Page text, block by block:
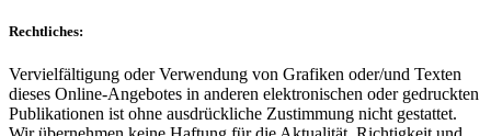
Rechtliches:
Vervielfältigung oder Verwendung von Grafiken oder/und Texten
dieses Online-Angebotes in anderen elektronischen oder gedruckten
Publikationen ist ohne ausdrückliche Zustimmung nicht gestattet.